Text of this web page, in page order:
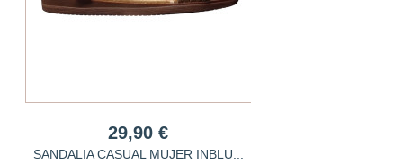
29,90 €
SANDALIA CASUAL MUJER INBLU...